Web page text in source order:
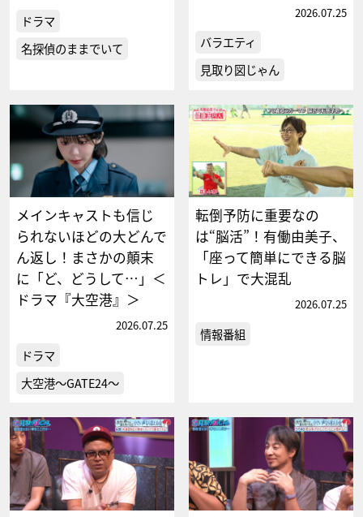
ドラマ
名探偵のままでいて
2026.07.25
バラエティ
見取り図じゃん
メインキャストも信じ
られないほどの大どんで
ん返し！まさかの顛末
に「ど、どうして…」＜
ドラマ『大空港』＞
2026.07.25
ドラマ
大空港～GATE24～
転倒予防に重要なの
は“脳活”！有働由美子、
「座って簡単にできる脳
トレ」で大混乱
2026.07.25
情報番組